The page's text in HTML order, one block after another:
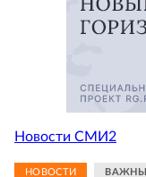
Новости СМИ2
НОВОСТИ